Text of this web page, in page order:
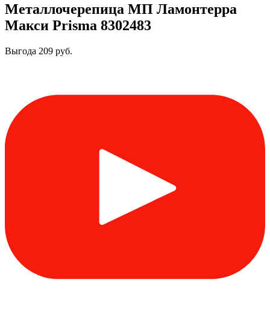
Металлочерепица МП Ламонтерра
Макси Prisma 8302483
Выгода 209 руб.